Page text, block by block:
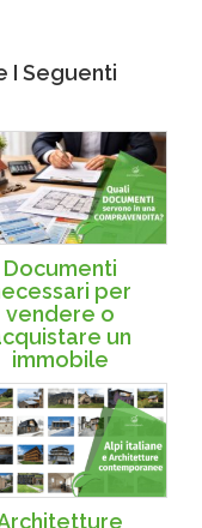
I Seguenti
Documenti
per
vendere o
un
immobile